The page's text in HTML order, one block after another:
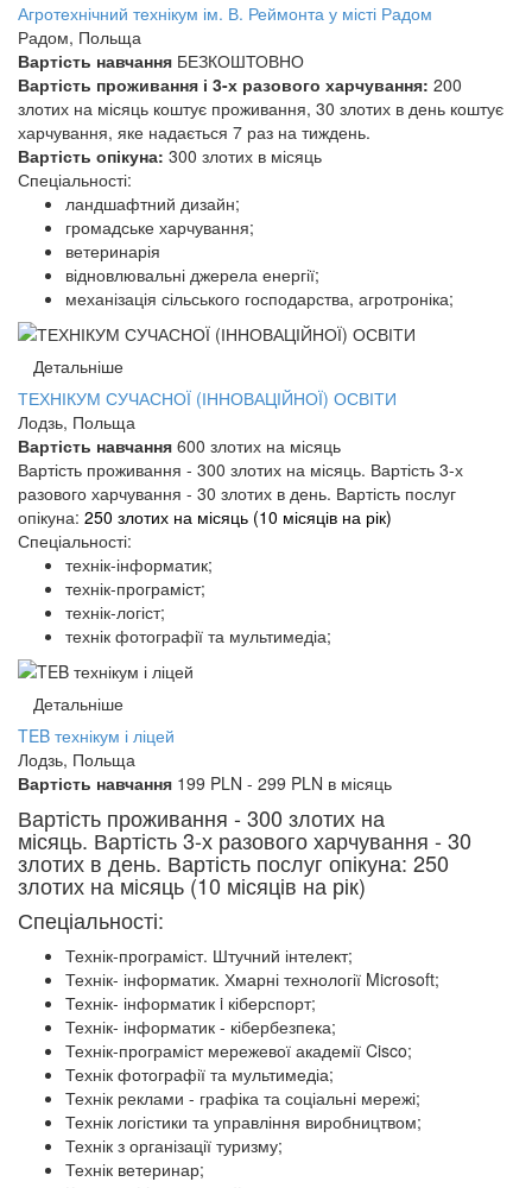
Агротехнічний технікум ім. В. Реймонта у місті Радом
Радом, Польща
Вартість навчання БЕЗКОШТОВНО
Вартість проживання і 3-х разового харчування: 200
злотих на місяць коштує проживання, 30 злотих в день коштує
харчування, яке надається 7 раз на тиждень.
Вартість опікуна: 300 злотих в місяць
Спеціальності:
ландшафтний дизайн;
громадське харчування;
ветеринарія
відновлювальні джерела енергії;
механізація сільського господарства, агротроніка;
Детальніше
ТЕХНІКУМ СУЧАСНОЇ (ІННОВАЦІЙНОЇ) ОСВІТИ
Лодзь, Польща
Вартість навчання 600 злотих на місяць
Вартість проживання - 300 злотих на місяць. Вартість 3-х
разового харчування - 30 злотих в день. Вартість послуг
опікуна: 250 злотих на місяць (10 місяців на рік)
Спеціальності:
технік-інформатик;
технік-програміст;
технік-логіст;
технік фотографії та мультимедіа;
Детальніше
TEB технікум і ліцей
Лодзь, Польща
Вартість навчання 199 PLN - 299 PLN в місяць
Вартість проживання - 300 злотих на
місяць. Вартість 3-х разового харчування - 30
злотих в день. Вартість послуг опікуна: 250
злотих на місяць (10 місяців на рік)
Спеціальності:
Технік-програміст. Штучний інтелект;
Технік- інформатик. Хмарні технології Microsoft;
Технік- інформатик i кіберспорт;
Технік- інформатик - кібербезпека;
Технік-програміст мережевої академії Cisco;
Технік фотографії та мультимедіа;
Технік реклами - графіка та соціальні мережі;
Технік логістики та управління виробництвом;
Технік з організації туризму;
Технік ветеринар;